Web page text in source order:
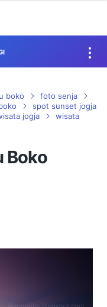
boko
foto senja
spot sunset jogja
jogja
wisata
Boko